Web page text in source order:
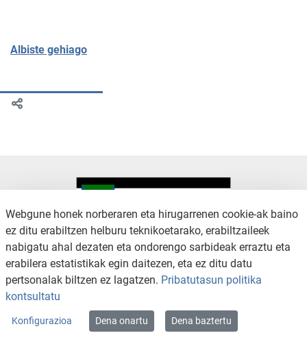
Albiste gehiago
KONTAKTUA
LEGE OHARRA
SALAKETA KANALA
PRIBATUTASUN POLITIKA
Copyright © 2026 / Excmo. arratzua | Todos los derechos reservados.
Webgune honek norberaren eta hirugarrenen cookie-ak baino
ez ditu erabiltzen helburu teknikoetarako, erabiltzaileek
nabigatu ahal dezaten eta ondorengo sarbideak erraztu eta
erabilera estatistikak egin daitezen, eta ez ditu datu
pertsonalak biltzen ez lagatzen. Pribatutasun politika
kontsultatu
Konfigurazioa Dena onartu Dena baztertu